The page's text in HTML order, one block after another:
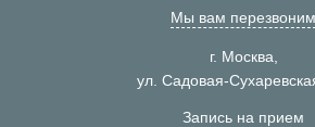
Мы вам перезвоним
г. Москва,
ул. Садовая-
Запись на прием